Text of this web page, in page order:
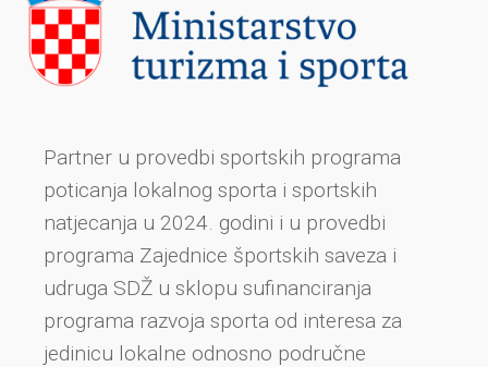
Partner u provedbi sportskih programa
poticanja lokalnog sporta i sportskih
natjecanja u 2024. godini i u provedbi
programa Zajednice športskih saveza i
udruga SDŽ u sklopu sufinanciranja
programa razvoja sporta od interesa za
jedinicu lokalne odnosno područne